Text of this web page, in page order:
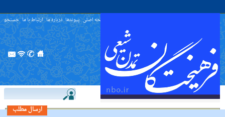
صفحه اصلی پیوندها درباره ما ارتباط با ما جستجو
ارسال مطلب